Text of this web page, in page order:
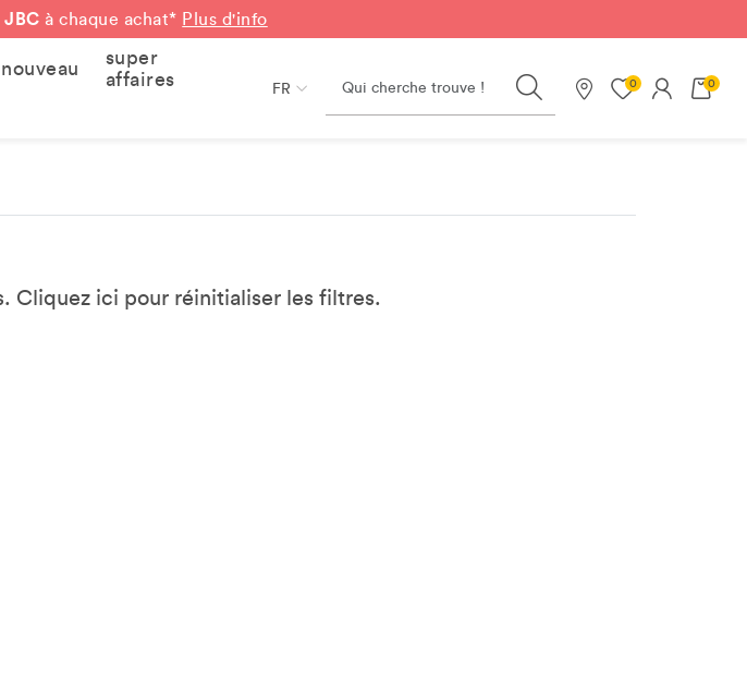
à chaque achat* Plus d'info
nouveau
super
affaires
FR Search
Nos magasins
0 0
Cliquez ici pour réinitialiser les filtres.